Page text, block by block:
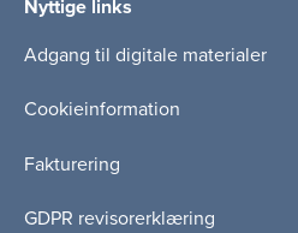
Nyttige links
Adgang til digitale materialer
Cookieinformation
Fakturering
GDPR revisorerklæring